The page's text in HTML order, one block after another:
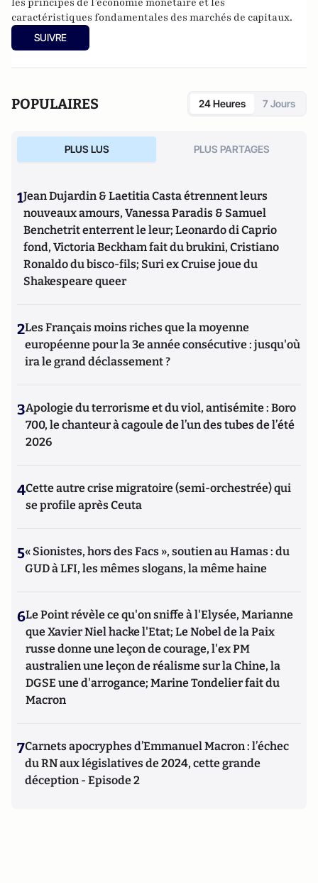
caractéristiques fondamentales des marchés de capitaux.
SUIVRE
POPULAIRES 24 Heures 7 Jours
PLUS LUS PLUS PARTAGES
1Jean Dujardin & Laetitia Casta étrennent leurs
nouveaux amours, Vanessa Paradis & Samuel
Benchetrit enterrent le leur; Leonardo di Caprio
fond, Victoria Beckham fait du brukini, Cristiano
Ronaldo du bisco-fils; Suri ex Cruise joue du
Shakespeare queer
2Les Français moins riches que la moyenne
européenne pour la 3e année consécutive : jusqu'où
ira le grand déclassement ?
3Apologie du terrorisme et du viol, antisémite : Boro
700, le chanteur à cagoule de l’un des tubes de l’été
2026
4Cette autre crise migratoire (semi-orchestrée) qui
se profile après Ceuta
5« Sionistes, hors des Facs », soutien au Hamas : du
GUD à LFI, les mêmes slogans, la même haine
6Le Point révèle ce qu'on sniffe à l'Elysée, Marianne
que Xavier Niel hacke l'Etat; Le Nobel de la Paix
russe donne une leçon de courage, l'ex PM
australien une leçon de réalisme sur la Chine, la
DGSE une d'arrogance; Marine Tondelier fait du
Macron
7Carnets apocryphes d’Emmanuel Macron : l’échec
du RN aux législatives de 2024, cette grande
déception - Episode 2